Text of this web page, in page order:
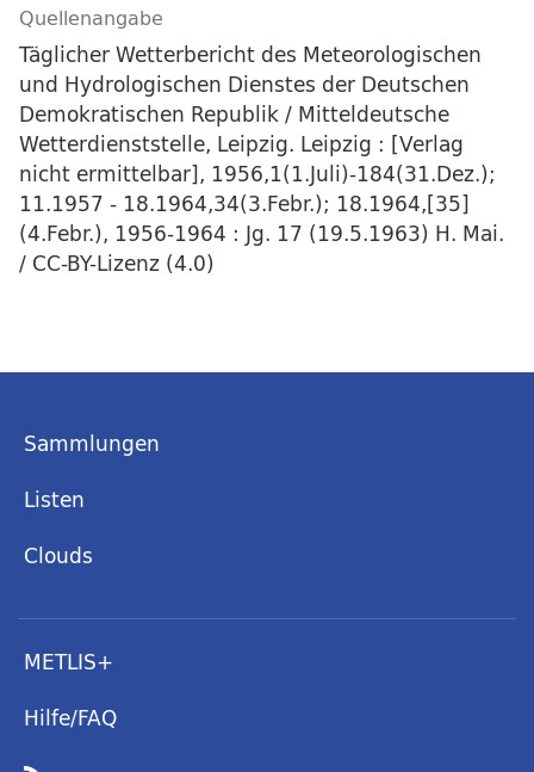
Quellenangabe
Täglicher Wetterbericht des Meteorologischen
und Hydrologischen Dienstes der Deutschen
Demokratischen Republik / Mitteldeutsche
Wetterdienststelle, Leipzig. Leipzig : [Verlag
nicht ermittelbar], 1956,1(1.Juli)-184(31.Dez.);
11.1957 - 18.1964,34(3.Febr.); 18.1964,[35]
(4.Febr.), 1956-1964 : Jg. 17 (19.5.1963) H. Mai.
/ CC-BY-Lizenz (4.0)
Sammlungen
Listen
Clouds
METLIS+
Hilfe/FAQ